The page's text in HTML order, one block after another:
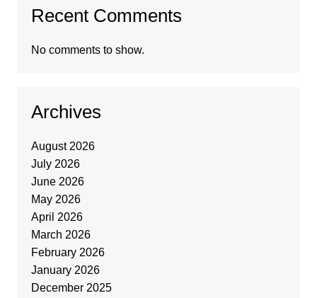
Recent Comments
No comments to show.
Archives
August 2026
July 2026
June 2026
May 2026
April 2026
March 2026
February 2026
January 2026
December 2025